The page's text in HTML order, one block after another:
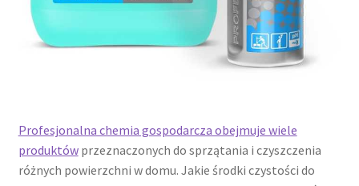
Profesjonalna chemia gospodarcza obejmuje wiele
produktówprzeznaczonych do sprzątania i czyszczenia
różnych powierzchni w domu. Jakie środki czystości do